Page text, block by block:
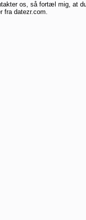
os, så fortæl mig, at
fra datezr.com.